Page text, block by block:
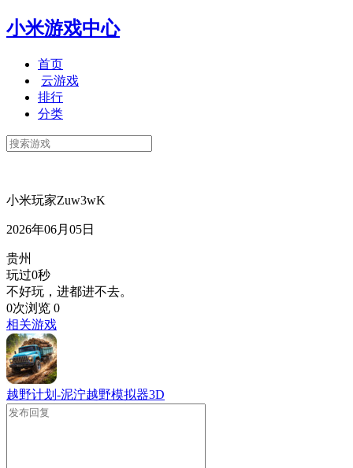
小米游戏中心
首页
云游戏
排行
分类
小米玩家Zuw3wK
2026年06月05日
贵州
玩过0秒
不好玩，进都进不去。
0次浏览 0
相关游戏
越野计划-泥泞越野模拟器3D